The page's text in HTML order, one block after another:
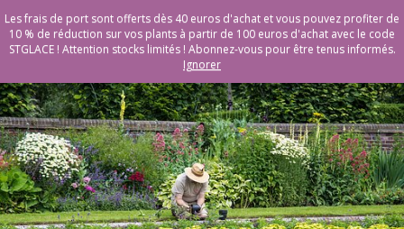
Vente en ligne de plants bio & Demeter - Bioling
Les frais de port sont offerts dès 40 euros d'achat et vous pouvez profiter de
10 % de réduction sur vos plants à partir de 100 euros d'achat avec le code
STGLACE ! Attention stocks limités ! Abonnez-vous pour être tenus informés.
Ignorer